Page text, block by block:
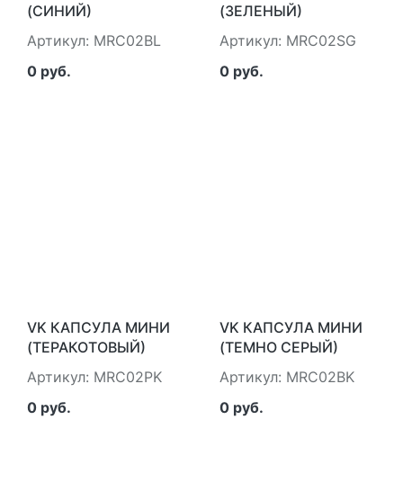
(СИНИЙ)
МАЙ.ГЕЙМС Б.В.
MRC02BL
Артикул: MRC02BL
0 руб.
(ЗЕЛЕНЫЙ)
МАЙ.ГЕЙМС Б.В.
MRC02SG
Артикул: MRC02SG
0 руб.
VK КАПСУЛА МИНИ
(ТЕРАКОТОВЫЙ)
МАЙ.ГЕЙМС Б.В.
MRC02PK
Артикул: MRC02PK
0 руб.
VK КАПСУЛА МИНИ
(ТЕМНО СЕРЫЙ)
МАЙ.ГЕЙМС Б.В.
MRC02BK
Артикул: MRC02BK
0 руб.